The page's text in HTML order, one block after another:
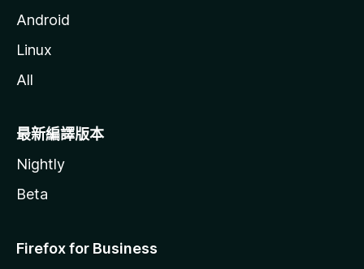
Android
Linux
All
最新編譯版本
Nightly
Beta
Firefox for Business